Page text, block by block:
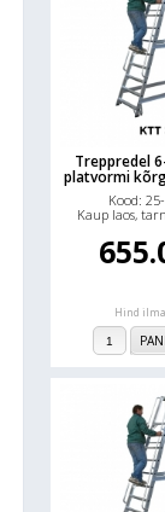
Ülemisel
Valmistusmaa :
Treppredel
platvormi
Kood:
Kaup laos,
Hind